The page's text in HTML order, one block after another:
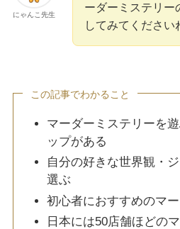
にゃんこ先生
ーダーミステリー
してみてください
この記事でわかること
マーダーミステリーを
ップがある
自分の好きな世界観・
選ぶ
初心者におすすめのマ
日本には50店舗ほどの